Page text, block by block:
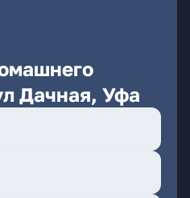
Дачная, Уфа